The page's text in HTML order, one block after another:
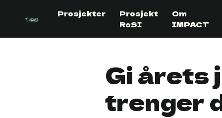
Prosjekter
Prosjekt
RoSI
Om
IMPACT
Gi årets
trenger